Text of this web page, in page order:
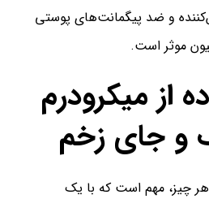
و ضد پیگمانت‌های پوستی
موثر است.
از میکرودرم
و جای زخم
چیز، مهم است که با یک